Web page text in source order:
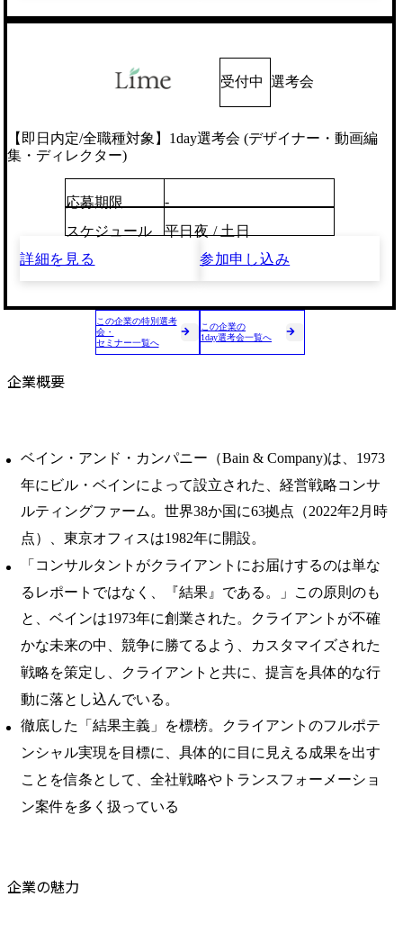
受付中 選考会
【即日内定/全職種対象】1day選考会 (デザイナー・動画編
集・ディレクター)
応募期限
-
スケジュール
平日夜 / 土日
詳細を見る
参加申し込み
この企業の特別選考
会・
セミナー一覧へ
この企業の
1day選考会一覧へ
企業概要
ベイン・アンド・カンパニー（Bain & Company)は、1973
年にビル・ベインによって設立された、経営戦略コンサ
ルティングファーム。世界38か国に63拠点（2022年2月時
点）、東京オフィスは1982年に開設。
「コンサルタントがクライアントにお届けするのは単な
るレポートではなく、『結果』である。」この原則のも
と、ベインは1973年に創業された。クライアントが不確
かな未来の中、競争に勝てるよう、カスタマイズされた
戦略を策定し、クライアントと共に、提言を具体的な行
動に落とし込んでいる。
徹底した「結果主義」を標榜。クライアントのフルポテ
ンシャル実現を目標に、具体的に目に見える成果を出す
ことを信条として、全社戦略やトランスフォーメーショ
ン案件を多く扱っている
企業の魅力